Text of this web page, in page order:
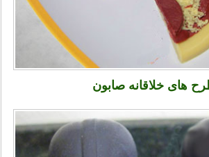
های خلاقانه صابون